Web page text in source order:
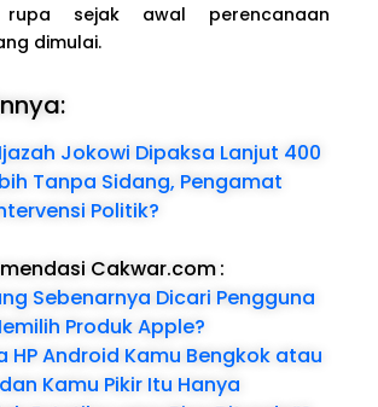
rupa sejak awal perencanaan
dimulai.
Jokowi Dipaksa Lanjut 400
Tanpa Sidang, Pengamat
Politik?
Cakwar.com:
Sebenarnya Dicari Pengguna
Produk Apple?
HP Android Kamu Bengkok atau
Kamu Pikir Itu Hanya